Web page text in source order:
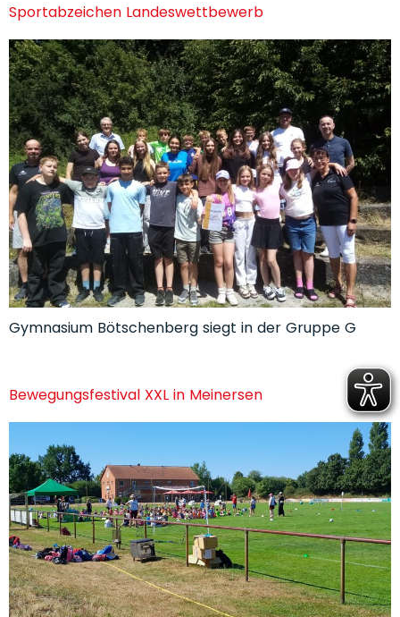
Sportabzeichen Landeswettbewerb
Gymnasium Bötschenberg siegt in der Gruppe G
Bewegungsfestival XXL in Meinersen